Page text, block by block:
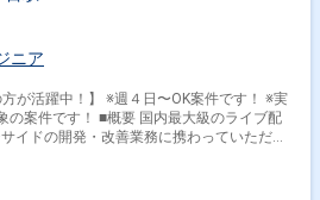
ニア
が活躍中！】 ※週４日〜OK案件です！ ※実
国内最大級のライブ配
イドの開発・改善業務に携わっていただき
です。PHPおよび関連フレームワークを使